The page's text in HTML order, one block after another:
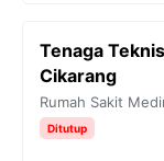
Tenaga
Cikarang
Rumah Sakit
Ditutup